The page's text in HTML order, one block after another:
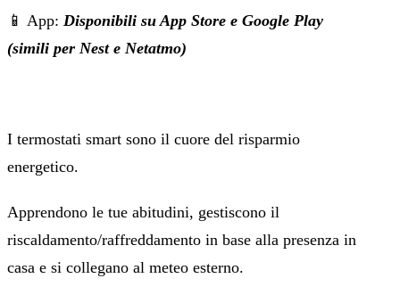
📱 App: Disponibili su App Store e Google Play
(simili per Nest e Netatmo)
I termostati smart sono il cuore del risparmio
energetico.
Apprendono le tue abitudini, gestiscono il
riscaldamento/raffreddamento in base alla presenza in
casa e si collegano al meteo esterno.